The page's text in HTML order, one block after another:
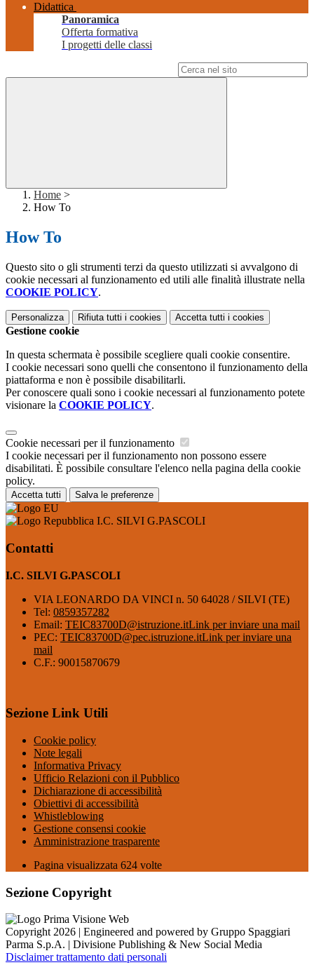
Didattica
Panoramica
Offerta formativa
I progetti delle classi
Home >
How To
How To
Questo sito o gli strumenti terzi da questo utilizzati si avvalgono di
cookie necessari al funzionamento ed utili alle finalità illustrate nella
COOKIE POLICY.
Personalizza Rifiuta tutti i cookies Accetta tutti i cookies
Gestione cookie
In questa schermata è possibile scegliere quali cookie consentire.
I cookie necessari sono quelli che consentono il funzionamento della
piattaforma e non è possibile disabilitarli.
Per conoscere quali sono i cookie necessari al funzionamento potete
visionare la COOKIE POLICY.
Cookie necessari per il funzionamento
I cookie necessari per il funzionamento non possono essere
disabilitati. È possibile consultare l'elenco nella pagina della cookie
policy.
Accetta tutti Salva le preferenze
I.C. SILVI G.PASCOLI
Contatti
I.C. SILVI G.PASCOLI
VIA LEONARDO DA VINCI n. 50 64028 / SILVI (TE)
Tel: 0859357282
Email: TEIC83700D@istruzione.itLink per inviare una mail
PEC: TEIC83700D@pec.istruzione.itLink per inviare una
mail
C.F.: 90015870679
Sezione Link Utili
Cookie policy
Note legali
Informativa Privacy
Ufficio Relazioni con il Pubblico
Dichiarazione di accessibilità
Obiettivi di accessibilità
Whistleblowing
Gestione consensi cookie
Amministrazione trasparente
Pagina visualizzata 624 volte
Sezione Copyright
Copyright 2026 | Engineered and powered by Gruppo Spaggiari
Parma S.p.A. | Divisione Publishing & New Social Media
Disclaimer trattamento dati personali